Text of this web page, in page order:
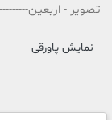
تصویر - اربعین---------32
نمایش پاورقی